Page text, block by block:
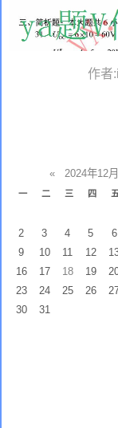
作者
« 2024年12月
一 二 三 四
2
3 4 5 6
9
10 11 12
16
17 18 19
23
24 25 26
30
31